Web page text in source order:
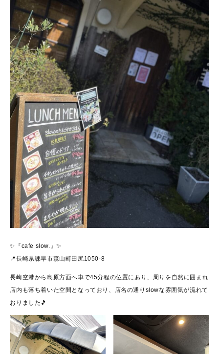
✨『cafe slow.』✨
📍長崎県諫早市森山町田尻1050-8
長崎空港から島原方面へ車で45分程の位置にあり、周りを自然に囲まれ
店内も落ち着いた空間となっており、店名の通りslowな雰囲気が流れて
おりました🎵